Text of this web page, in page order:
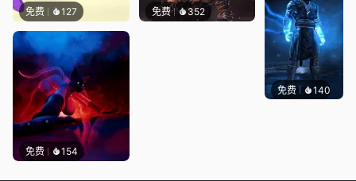
免费 127 免费 352
免费 154
免费 140